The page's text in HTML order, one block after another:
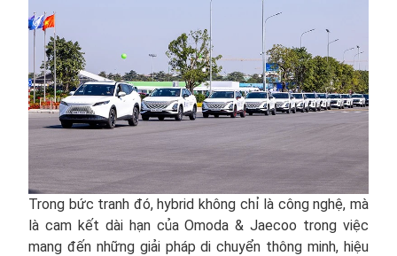
Trong bức tranh đó, hybrid không chỉ là công nghệ, mà
là cam kết dài hạn của Omoda & Jaecoo trong việc
mang đến những giải pháp di chuyển thông minh, hiệu